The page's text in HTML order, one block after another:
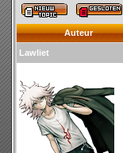
Auteur
Lawliet